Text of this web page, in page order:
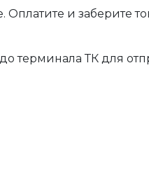
и заберите
терминала ТК для